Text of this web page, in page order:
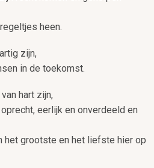
heen.
zijn,
in de toekomst.
hart zijn,
eerlijk en onverdeeld en
het grootste en het liefste hier op